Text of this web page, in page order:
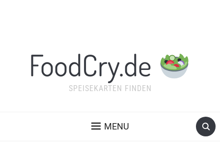
FoodCry.de
SPEISEKARTEN FINDEN
MENU